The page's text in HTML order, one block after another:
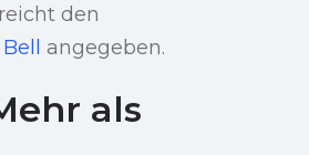
den
angegeben.
als